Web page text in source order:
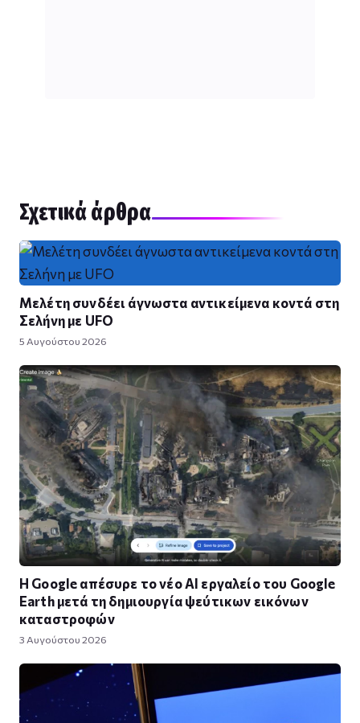
Σχετικά άρθρα
Μελέτη συνδέει άγνωστα αντικείμενα κοντά στη
Σελήνη με UFO
5 Αυγούστου 2026
Η Google απέσυρε το νέο AI εργαλείο του Google
Earth μετά τη δημιουργία ψεύτικων εικόνων
καταστροφών
3 Αυγούστου 2026